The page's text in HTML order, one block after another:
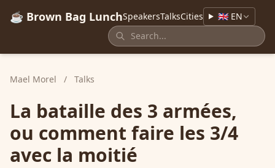
☕ Brown Bag LunchSpeakersTalksCities 🇬🇧 EN
Mael Morel / Talks
La bataille des 3 armées,
ou comment faire les 3/4
avec la moitié